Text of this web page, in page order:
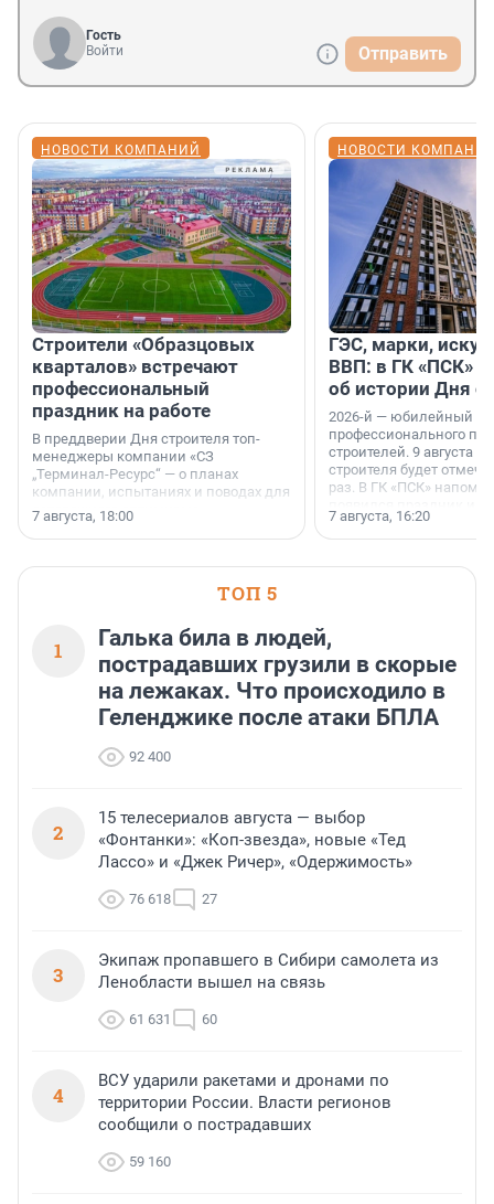
Гость
Войти
Отправить
НОВОСТИ КОМПАНИЙ
Строители «Образцовых
кварталов» встречают
профессиональный
праздник на работе
В преддверии Дня строителя топ-
менеджеры компании «СЗ
„Терминал-Ресурс“ — о планах
компании, испытаниях и поводах для
осторожного оптимизма.
7 августа, 18:00
НОВОСТИ
ГЭС, марки,
ВВП: в ГК «ПСК»
об истории Дня
2026-й — юбилейный
профессионального
строителей. 9 августа
строителя будет
раз. В ГК «ПСК»
поменялась роль
7 августа, 16:20
ТОП 5
1
Галька била в людей,
пострадавших грузили в скорые
на лежаках. Что происходило в
Геленджике после атаки БПЛА
92 400
2
15 телесериалов августа — выбор
«Фонтанки»: «Коп-звезда», новые «Тед
Лассо» и «Джек Ричер», «Одержимость»
76 618 27
3
Экипаж пропавшего в Сибири самолета из
Ленобласти вышел на связь
61 631 60
4
ВСУ ударили ракетами и дронами по
территории России. Власти регионов
сообщили о пострадавших
59 160